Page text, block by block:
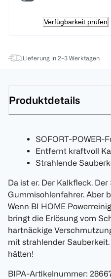
Verfügbarkeit prüfen
Lieferung in 2-3 Werktagen
Produktdetails
SOFORT-POWER-
Entfernt kraftvoll
Strahlende
Da ist er. Der Kalkfleck.
Gummisohlenfahrer. Aber
Wenn BI HOME
bringt die Erlösung vom
hartnäckige
mit strahlender
hätten!
BIPA-Artikelnummer: